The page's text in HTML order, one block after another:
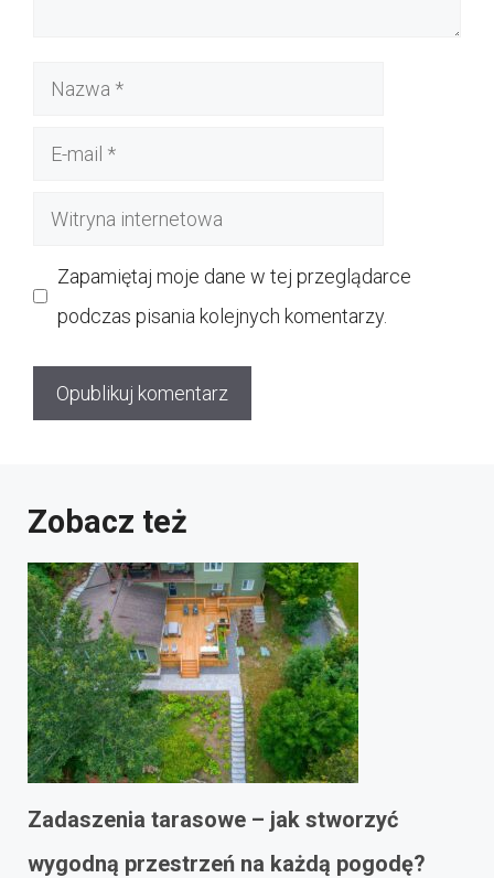
Nazwa
Witryna
Zapamiętaj moje dane w tej przeglądarce
podczas pisania kolejnych komentarzy.
Zobacz też
Zadaszenia tarasowe – jak stworzyć
wygodną przestrzeń na każdą pogodę?